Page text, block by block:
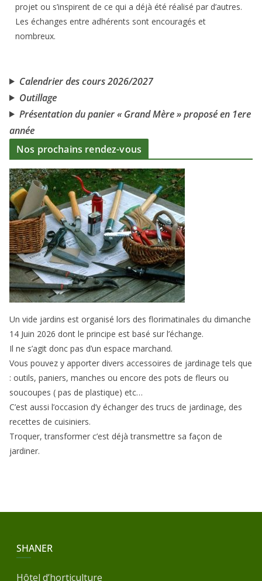
projet ou s’inspirent de ce qui a déjà été réalisé par d’autres.
Les échanges entre adhérents sont encouragés et
nombreux.
Calendrier des cours 2026/2027
Outillage
Présentation du panier « Grand Mère » proposé en 1ere
année
Nos prochains rendez-vous
Un vide jardins est organisé lors des florimatinales du dimanche
14 Juin 2026 dont le principe est basé sur l’échange.
Il ne s’agit donc pas d’un espace marchand.
Vous pouvez y apporter divers accessoires de jardinage tels que
: outils, paniers, manches ou encore des pots de fleurs ou
soucoupes ( pas de plastique) etc…
C’est aussi l’occasion d’y échanger des trucs de jardinage, des
recettes de cuisiniers.
Troquer, transformer c’est déjà transmettre sa façon de
jardiner.
SHANER
Hôtel d’horticulture